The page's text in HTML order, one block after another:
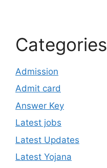
Categories
Admission
Admit card
Answer Key
Latest jobs
Latest Updates
Latest Yojana